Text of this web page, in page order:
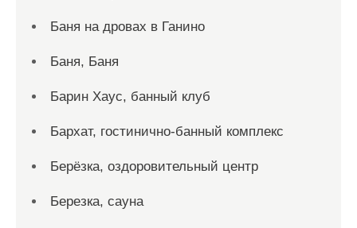
Баня на дровах в Ганино
Баня, Баня
Барин Хаус, банный клуб
Бархат, гостинично-банный комплекс
Берёзка, оздоровительный центр
Березка, сауна